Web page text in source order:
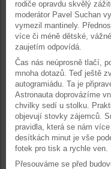
rodiče opravdu skvělý
moderátor Pavel Suchan
vymezil mantinely.
více či méně dětské,
zaujetím odpovídá.
Čas nás neúprosně tlačí,
mnoha dotazů. Teď ještě
autogramiádu. Ta je
Astronauta doprovázíme
chvilky sedí u stolku.
objevují stovky zájemců.
pravidla, která se nám
desítkách minut je vše
fotek pro tisk a rychle ven.
Přesouváme se před